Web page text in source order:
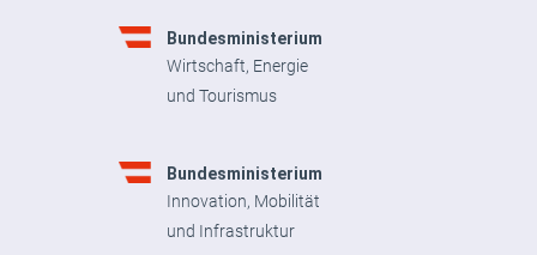
Bundesministerium
Wirtschaft, Energie
und Tourismus
Bundesministerium
Innovation, Mobilität
und Infrastruktur